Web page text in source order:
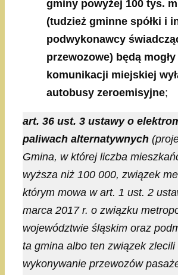
gminy powyżej 100 tys.
(tudzież gminne spółki i
podwykonawcy
przewozowe) będą
komunikacji miejskiej
autobusy zeroemisyjne;
art. 36 ust. 3 ustawy o
paliwach alternatywnych
Gmina, w której liczba
wyższa niż 100 000, związek
którym mowa w art. 1 ust. 2
marca 2017 r. o związku
województwie śląskim oraz
ta gmina albo ten związek
wykonywanie przewozów